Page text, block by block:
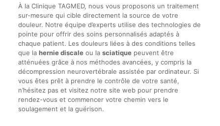
À la Clinique TAGMED, nous vous proposons un traitement
sur-mesure qui cible directement la source de votre
douleur. Notre équipe d’experts utilise des technologies de
pointe pour offrir des soins personnalisés adaptés à
chaque patient. Les douleurs liées à des conditions telles
que la hernie discaleou la sciatiquepeuvent être
atténuées grâce à nos méthodes avancées, y compris la
décompression neurovertébrale assistée par ordinateur. Si
vous êtes prêt à prendre le contrôle de votre santé,
n’hésitez pas et visitez notre site web pour prendre
rendez-vous et commencer votre chemin vers le
soulagement et la guérison.